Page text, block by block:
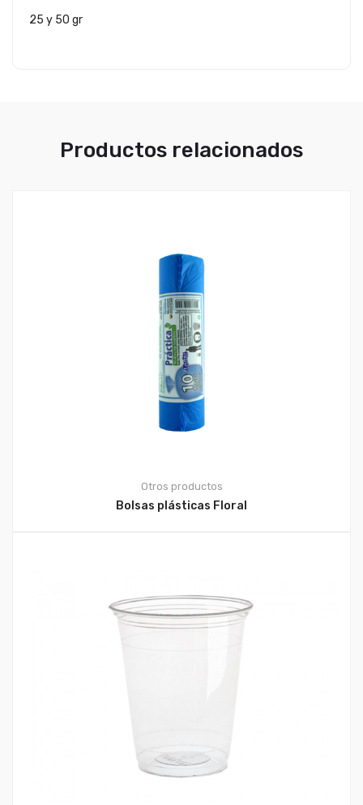
25 y 50 gr
Productos relacionados
Otros productos
Bolsas plásticas Floral